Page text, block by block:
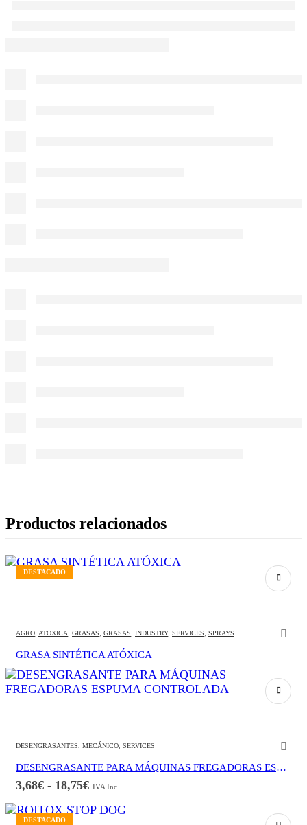
Productos relacionados
DESTACADO
AGRO ATOXICA GRASAS GRASAS INDUSTRY, SERVICES SPRAYS
GRASA SINTÉTICA ATÓXICA
Este producto tiene múltiples variantes. Las opciones se pueden elegir en la página de producto
DESENGRASANTES MECÁNICO SERVICES
DESENGRASANTE PARA MÁQUINAS FREGADORAS ESPUMA CONTROLADA
3,68€ - 18,75€Rango
precios:
IVA Inc.
DESTACADO